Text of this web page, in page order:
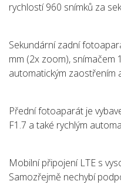
rychlostí 960 snímků za
Sekundární zadní
mm (2x zoom), snímačem
automatickým zaostřením
Přední fotoaparát je
F1.7 a také rychlým
Mobilní připojení LTE s
Samozřejmě nechybí